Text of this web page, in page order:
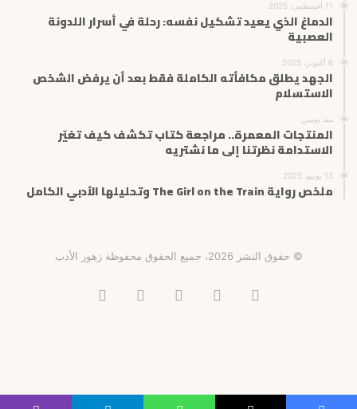
11 أغسطس، 2025
الدماغ الذي يعيد تشكيل نفسه: رحلة في أسرار اللدونة
العصبية
6 أكتوبر، 2025
الجهد يطلق مكافأته الكاملة فقط بعد أن يرفض الشخص
الاستسلام
منذ يومين
المنتجات المعمرة.. مراجعة كتاب تكشف كيف تغيّر
الاستدامة نظرتنا إلى ما نشتريه
13 يونيو، 2025
ملخص رواية The Girl on the Train وتحليلها الأدبي الكامل
© حقوق النشر 2026، جميع الحقوق محفوظة زهور الأدب
فيسبوك انستقرامتيلقرام